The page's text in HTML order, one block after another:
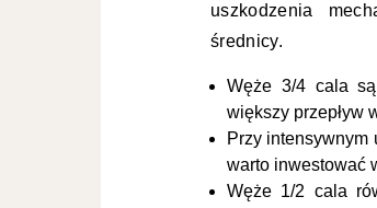
uszkodzenia
średnicy.
Węże 3/4 cala
większy przepływ
Przy intensywnym
warto inwestować
Węże 1/2 cala